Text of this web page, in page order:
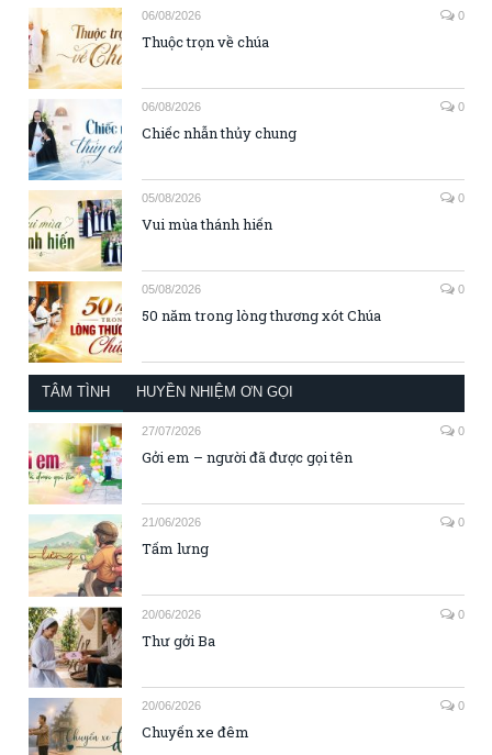
06/08/2026 0
Thuộc trọn về chúa
06/08/2026 0
Chiếc nhẫn thủy chung
05/08/2026 0
Vui mùa thánh hiến
05/08/2026 0
50 năm trong lòng thương xót Chúa
TÂM TÌNH HUYỀN NHIỆM ƠN GỌI
27/07/2026 0
Gởi em – người đã được gọi tên
21/06/2026 0
Tấm lưng
20/06/2026 0
Thư gởi Ba
20/06/2026 0
Chuyến xe đêm